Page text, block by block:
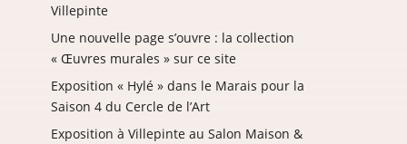
Villepinte
Une nouvelle page s’ouvre : la collection
« Œuvres murales » sur ce site
Exposition « Hylé » dans le Marais pour la
Saison 4 du Cercle de l’Art
Exposition à Villepinte au Salon Maison &